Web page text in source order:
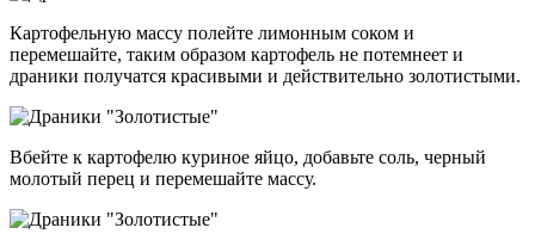
Картофельную массу полейте лимонным соком и
перемешайте, таким образом картофель не потемнеет и
драники получатся красивыми и действительно золотистыми.
Вбейте к картофелю куриное яйцо, добавьте соль, черный
молотый перец и перемешайте массу.